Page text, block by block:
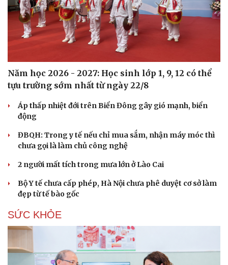
Năm học 2026 - 2027: Học sinh lớp 1, 9, 12 có thể
tựu trường sớm nhất từ ngày 22/8
Áp thấp nhiệt đới trên Biển Đông gây gió mạnh, biển
động
ĐBQH: Trong y tế nếu chỉ mua sắm, nhận máy móc thì
chưa gọi là làm chủ công nghệ
2 người mất tích trong mưa lớn ở Lào Cai
Bộ Y tế chưa cấp phép, Hà Nội chưa phê duyệt cơ sở làm
đẹp từ tế bào gốc
SỨC KHỎE